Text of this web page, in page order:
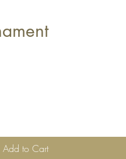
Add to Cart